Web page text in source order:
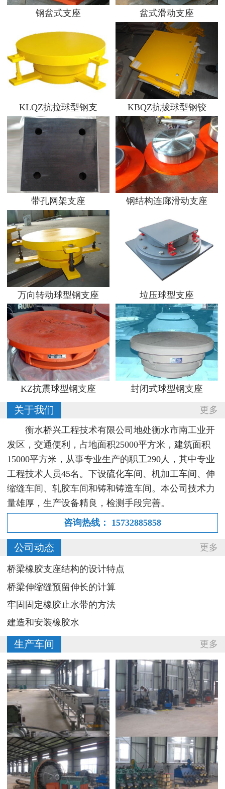
钢盆式支座 盆式滑动支座
KLQZ抗拉球型钢支 KBQZ抗拔球型钢铰
带孔网架支座 钢结构连廊滑动支座
万向转动球型钢支座 垃压球型支座
KZ抗震球型钢支座 封闭式球型钢支座
更多
关于我们
衡水桥兴工程技术有限公司地处衡水市南工业开
发区，交通便利，占地面积25000平方米，建筑面积
15000平方米，从事专业生产的职工290人，其中专业
工程技术人员45名。下设硫化车间、机加工车间、伸
缩缝车间、轧胶车间和铸和铸造车间。本公司技术力
量雄厚，生产设备精良，检测手段完善。
咨询热线：
15732885858
更多
公司动态
桥梁橡胶支座结构的设计特点
桥梁伸缩缝预留伸长的计算
牢固固定橡胶止水带的方法
建造和安装橡胶水
更多
生产车间